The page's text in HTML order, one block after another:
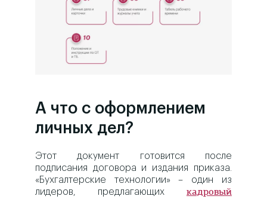
А что с оформлением
личных дел?
Этот документ готовится после
подписания договора и издания приказа.
«Бухгалтерские технологии» – один из
лидеров, предлагающих кадровый